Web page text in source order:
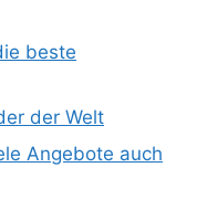
beste
der Welt
Angebote auch